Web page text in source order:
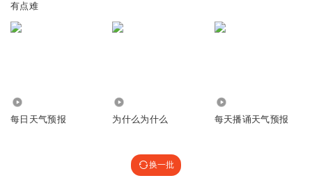
有点难
每日天气预报 为什么为什么 每天播诵天气预报
换一批